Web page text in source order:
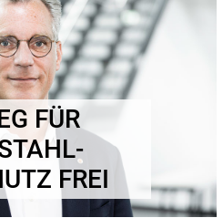
FÜR
FREI